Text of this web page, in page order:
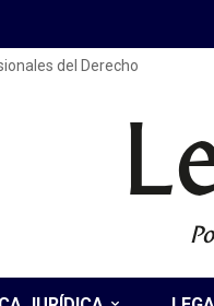
del Derecho